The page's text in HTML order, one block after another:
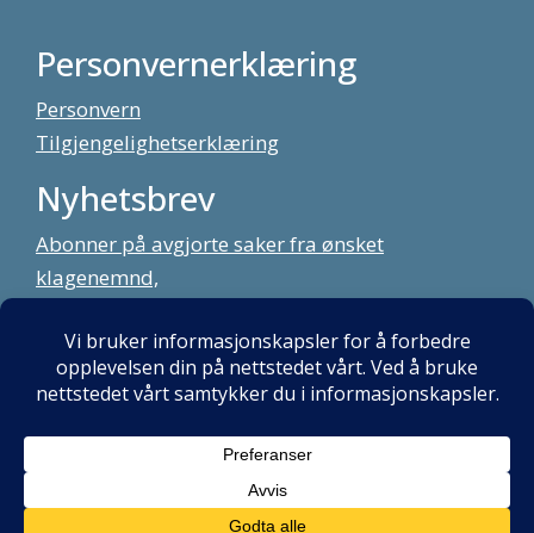
Personvernerklæring
Personvern
Tilgjengelighetserklæring
Nyhetsbrev
Abonner på avgjorte saker fra ønsket
klagenemnd,